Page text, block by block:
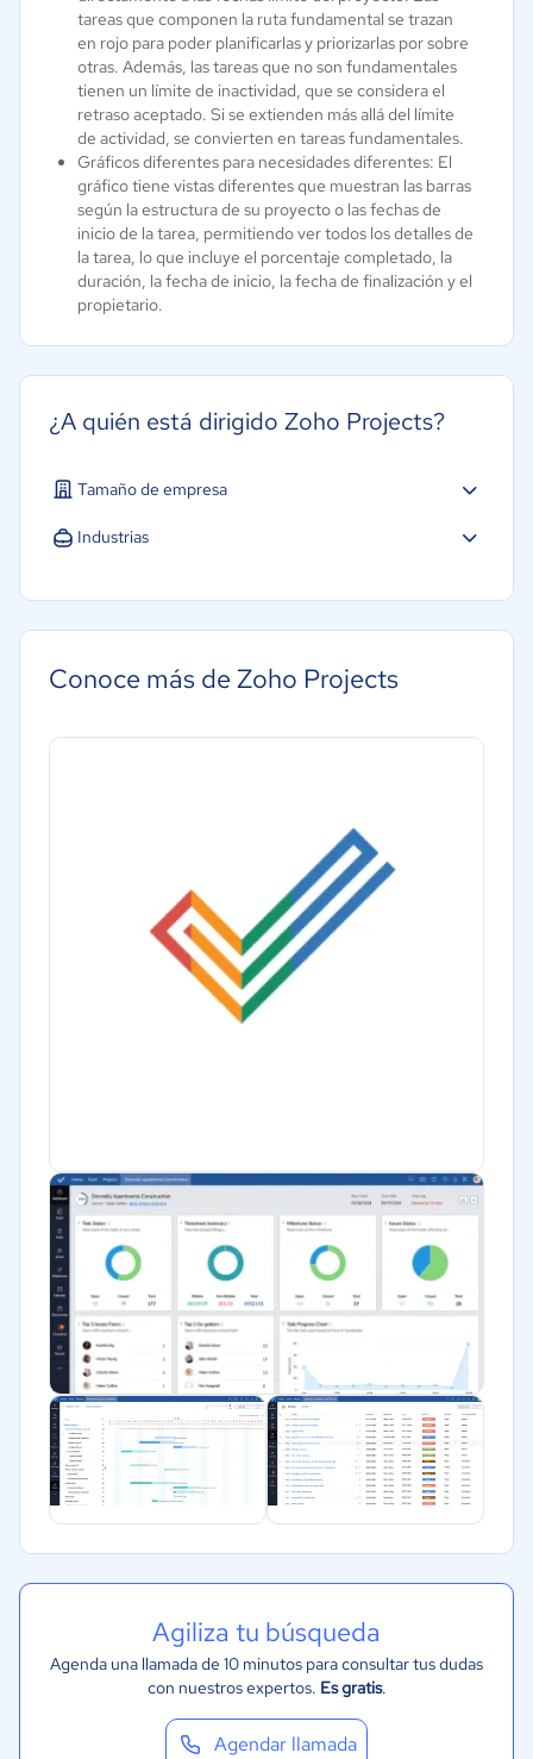
tareas que componen la ruta fundamental se trazan
en rojo para poder planificarlas y priorizarlas por sobre
otras. Además, las tareas que no son fundamentales
tienen un límite de inactividad, que se considera el
retraso aceptado. Si se extienden más allá del límite
de actividad, se convierten en tareas fundamentales.
Gráficos diferentes para necesidades diferentes: El
gráfico tiene vistas diferentes que muestran las barras
según la estructura de su proyecto o las fechas de
inicio de la tarea, permitiendo ver todos los detalles de
la tarea, lo que incluye el porcentaje completado, la
duración, la fecha de inicio, la fecha de finalización y el
propietario.
¿A quién está dirigido Zoho Projects?
Tamaño de empresa
Industrias
Alimentaria
Conoce más de Zoho Projects
Agiliza tu búsqueda
Agenda una llamada de 10 minutos para consultar tus dudas
con nuestros expertos. Es gratis.
Agendar llamada